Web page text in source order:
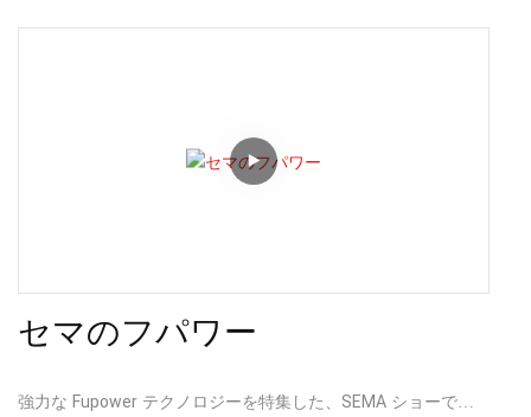
セマのフパワー
強力な Fupower テクノロジーを特集した、SEMA ショーでの